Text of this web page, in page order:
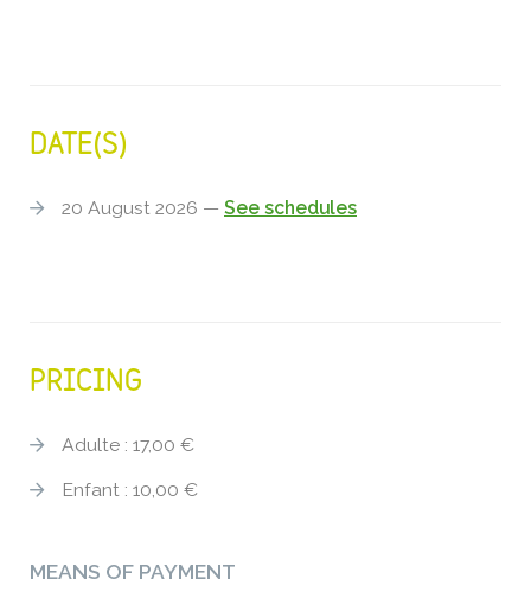
DATE(S)
20 August 2026 — See schedules
PRICING
Adulte : 17,00 €
Enfant : 10,00 €
MEANS OF PAYMENT